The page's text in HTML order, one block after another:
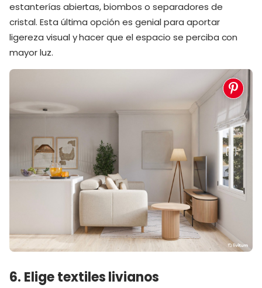
estanterías abiertas, biombos o separadores de
cristal. Esta última opción es genial para aportar
ligereza visual y hacer que el espacio se perciba con
mayor luz.
6. Elige textiles livianos